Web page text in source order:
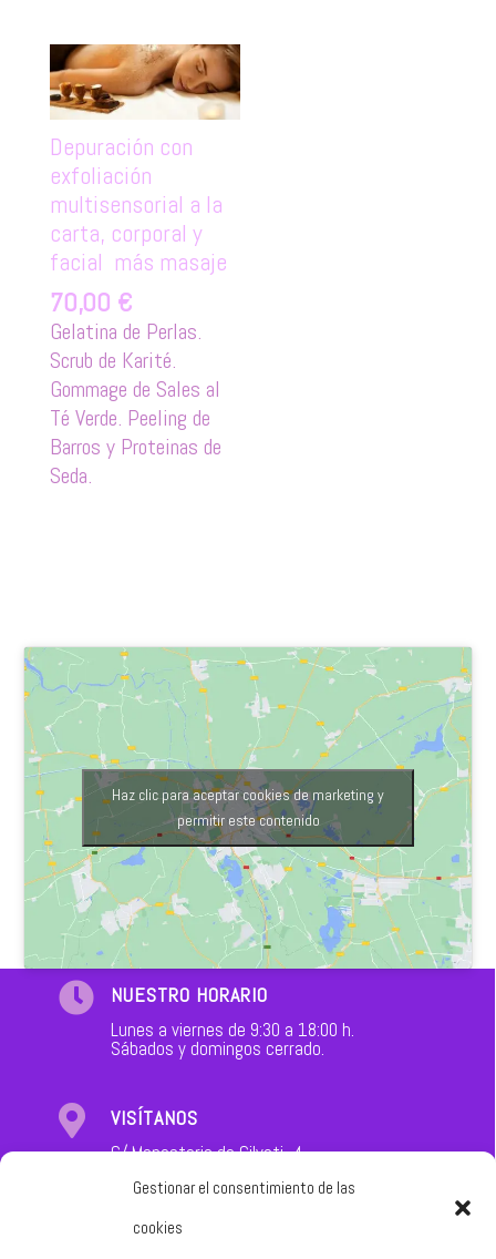
Gestionar el consentimiento de las
cookies
Depuración con
exfoliación
multisensorial a la
carta, corporal y
facial más masaje
70,00 €
Gelatina de Perlas.
Scrub de Karité.
Gommage de Sales al
Té Verde. Peeling de
Barros y Proteinas de
Seda.
Haz clic para aceptar cookies de marketing y
permitir este contenido
 NUESTRO HORARIO
Lunes a viernes de 9:30 a 18:00 h.
Sábados y domingos cerrado.
 VISÍTANOS
C/ Monasterio de Cilveti, 4
WHATSAPP